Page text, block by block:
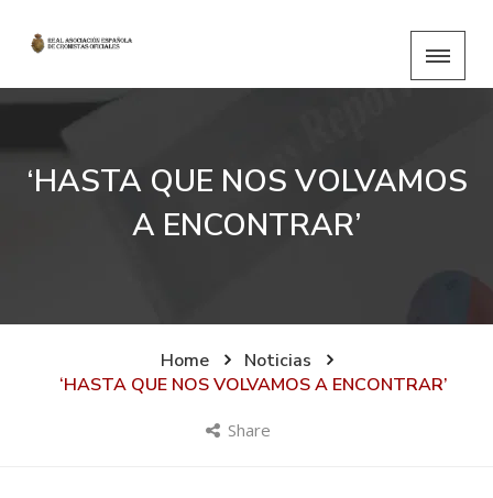
‘HASTA QUE NOS VOLVAMOS
A ENCONTRAR’
Home
Noticias
‘HASTA QUE NOS VOLVAMOS A ENCONTRAR’
Share